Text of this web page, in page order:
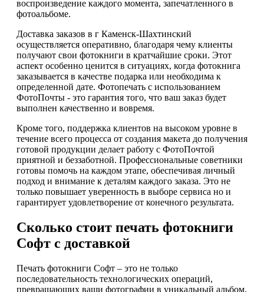
воспроизведение каждого момента, запечатленного в
фотоальбоме.
Доставка заказов в г Каменск-Шахтинский
осуществляется оперативно, благодаря чему клиенты
получают свои фотокниги в кратчайшие сроки. Этот
аспект особенно ценится в ситуациях, когда фотокнига
заказывается в качестве подарка или необходима к
определенной дате. Фотопечать с использованием
ФотоПочты - это гарантия того, что ваш заказ будет
выполнен качественно и вовремя.
Кроме того, поддержка клиентов на высоком уровне в
течение всего процесса от создания макета до получения
готовой продукции делает работу с ФотоПочтой
приятной и беззаботной. Профессиональные советники
готовы помочь на каждом этапе, обеспечивая личный
подход и внимание к деталям каждого заказа. Это не
только повышает уверенность в выборе сервиса но и
гарантирует удовлетворение от конечного результата.
Сколько стоит печать фотокниги
Софт с доставкой
Печать фотокниги Софт – это не только
последовательность технологических операций,
превращающих ваши фотографии в уникальный альбом,